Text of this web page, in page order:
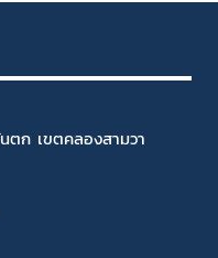
ตก เขตคลองสามวา